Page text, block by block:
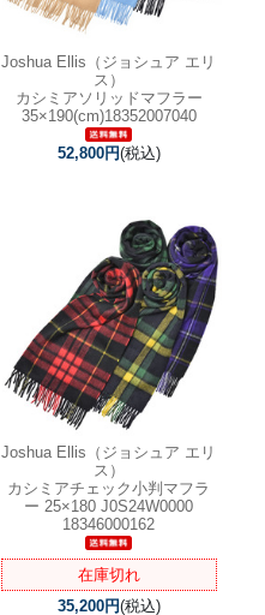
Joshua Ellis（ジョシュア エリ
ス）
カシミアソリッドマフラー
35×190(cm)18352007040
52,800円(税込)
Joshua Ellis（ジョシュア エリ
ス）
カシミアチェック小判マフラ
ー 25×180 J0S24W0000
18346000162
在庫切れ
35,200円(税込)